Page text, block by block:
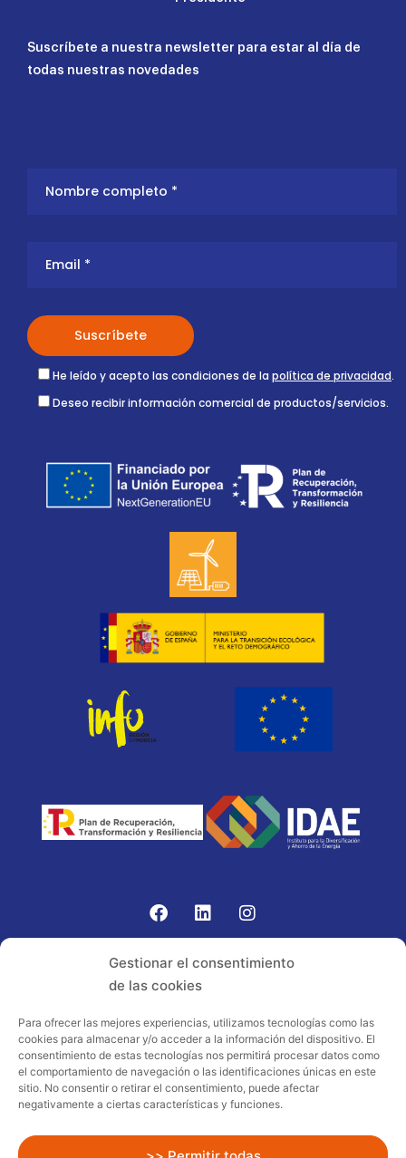
Gestionar el consentimiento
de las cookies
Para ofrecer las mejores experiencias, utilizamos tecnologías como las
cookies para almacenar y/o acceder a la información del dispositivo. El
consentimiento de estas tecnologías nos permitirá procesar datos como
el comportamiento de navegación o las identificaciones únicas en este
sitio. No consentir o retirar el consentimiento, puede afectar
negativamente a ciertas características y funciones.
Suscríbete a nuestra newsletter para estar al día de
todas nuestras novedades
He leído y acepto las condiciones de la política de privacidad.
Deseo recibir información comercial de productos/servicios.
Proyecto acogido al programa de
incentivos ligados al autoconsumo y
almacenamiento, con fuentes de energía
renovables, así como a la implantación
sector residencial en el marco del Plan